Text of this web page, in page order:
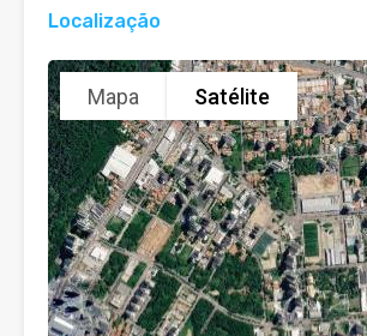
Localização
Mapa Satélite